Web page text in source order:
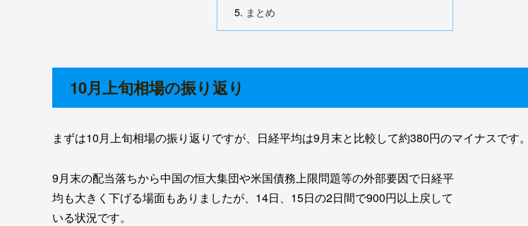
まとめ
10月上旬相場の振り返り
まずは10月上旬相場の振り返りですが、日経平均は9月末と比較して約380円のマイナスです。
9月末の配当落ちから中国の恒大集団や米国債務上限問題等の外部要因で日経平
均も大きく下げる場面もありましたが、14日、15日の2日間で900円以上戻して
いる状況です。